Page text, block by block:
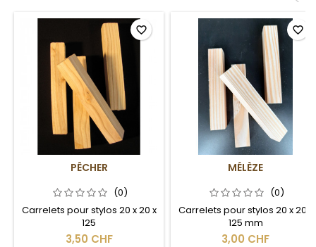
PÊCHER
(0)
Carrelets pour stylos 20 x 20 x
125
3,50 CHF
favorite_border
MÉLÈZE
(0)
Carrelets pour stylos 20 x 20 x
125 mm
3,00 CHF
favorite_border